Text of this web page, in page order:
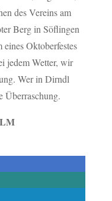
des Vereins am
Berg in Söflingen
Oktoberfestes
jedem Wetter, wir
Wer in Dirndl
Überraschung.